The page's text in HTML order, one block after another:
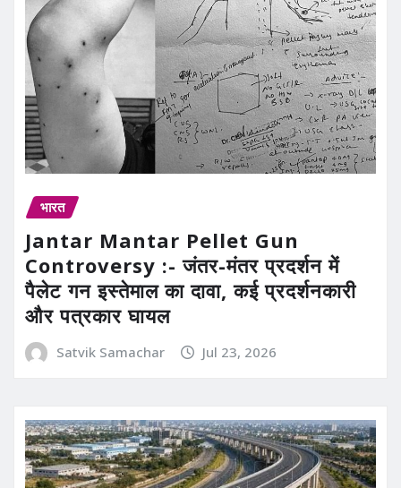
भारत
Jantar Mantar Pellet Gun
Controversy :- जंतर-मंतर प्रदर्शन में
पैलेट गन इस्तेमाल का दावा, कई प्रदर्शनकारी
और पत्रकार घायल
Satvik Samachar Jul 23, 2026